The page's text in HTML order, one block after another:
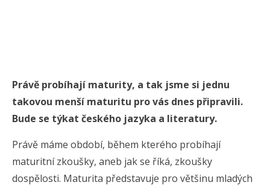
Právě probíhají maturity, a tak jsme si jednu
takovou menší maturitu pro vás dnes připravili.
Bude se týkat českého jazyka a literatury.
Právě máme období, během kterého probíhají
maturitní zkoušky, aneb jak se říká, zkoušky
dospělosti. Maturita představuje pro většinu mladých